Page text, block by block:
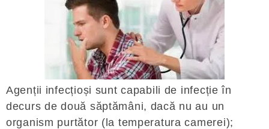
Agenții infecțioși sunt capabili de infecție în
decurs de două săptămâni, dacă nu au un
organism purtător (la temperatura camerei);